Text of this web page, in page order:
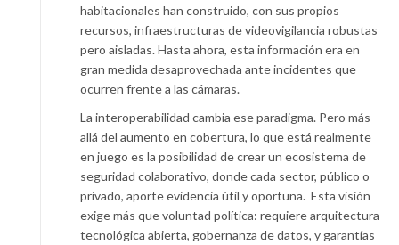
habitacionales han construido, con sus propios
recursos, infraestructuras de videovigilancia robustas
pero aisladas. Hasta ahora, esta información era en
gran medida desaprovechada ante incidentes que
ocurren frente a las cámaras.
La interoperabilidad cambia ese paradigma. Pero más
allá del aumento en cobertura, lo que está realmente
en juego es la posibilidad de crear un ecosistema de
seguridad colaborativo, donde cada sector, público o
privado, aporte evidencia útil y oportuna. Esta visión
exige más que voluntad política: requiere arquitectura
tecnológica abierta, gobernanza de datos, y garantías